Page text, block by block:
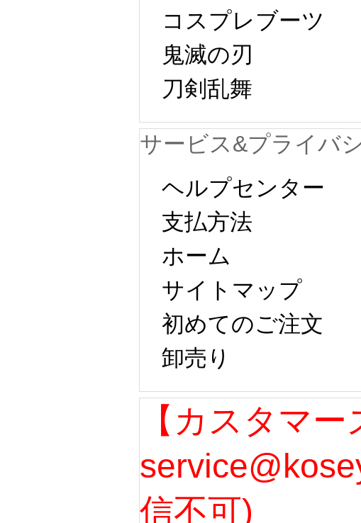
コスプレブーツ
鬼滅の刃
刀剣乱舞
サービス&プライバ
ヘルプセンター
支払方法
ホーム
サイトマップ
初めてのご注文
卸売り
【カスタマー
信不可)